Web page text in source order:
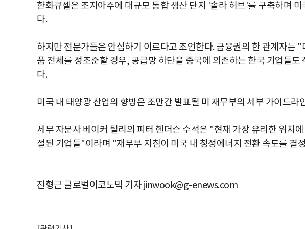
한화큐셀은 조지아주에 대규모 통합 생산 단지 '솔라 허브'를 구축하며
다.
하지만 전문가들은 안심하기 이르다고 조언한다. 금융권의 한 관계자는 "
품 전체를 정조준할 경우, 공급망 하단을 중국에 의존하는 한국 기업들
다.
미국 내 태양광 산업의 향방은 조만간 발표될 미 재무부의 세부 가이드라
세무 자문사 베이커 틸리의 피터 헨더슨 수석은 "현재 가장 유리한 위치
절된 기업들"이라며 "재무부 지침이 미국 내 청정에너지 전환 속도를 결
진형근 글로벌이코노믹 기자 jinwook@g-enews.com